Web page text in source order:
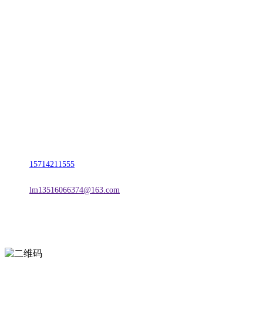
15714211555
lm13516066374@163.com